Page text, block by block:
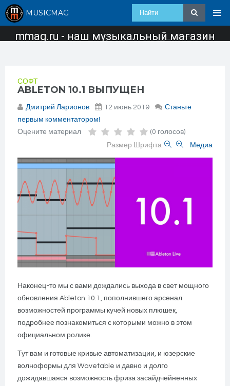
MUSICMAG
mmag.ru - наш музыкальный магазин
СОФТ
ABLETON 10.1 ВЫПУЩЕН
Дмитрий Ларионов 12 июнь 2019
Станьте
первым комментатором!
Оцените материал
(0 голосов)
Размер Шрифта
Медиа
Наконец-то мы с вами дождались выхода в свет мощного
обновления Ableton 10.1, пополнившего арсенал
возможностей программы кучей новых плюшек,
подробнее познакомиться с которыми можно в этом
официальном ролике.
Тут вам и готовые кривые автоматизации, и юзерские
волноформы для Wavetable и давно и долго
дожидавшаяся возможность фриза засайдчейненных